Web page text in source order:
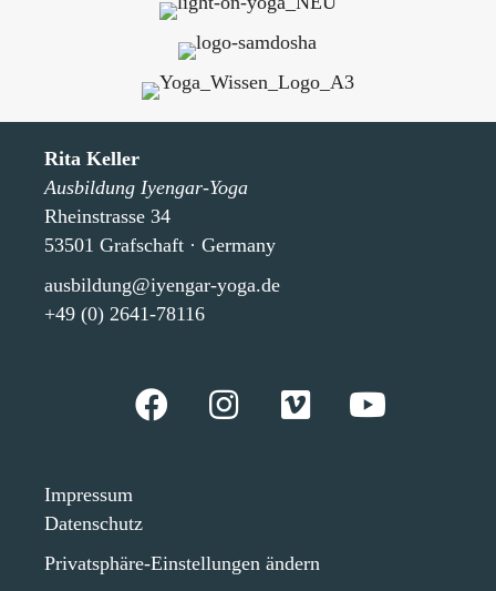
Rita Keller
Ausbildung Iyengar-Yoga
Rheinstrasse 34
53501 Grafschaft · Germany
ausbildung@iyengar-yoga.de
+49 (0) 2641-78116
Impressum
Datenschutz
Privatsphäre-Einstellungen ändern